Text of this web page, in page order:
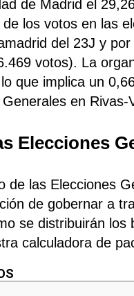
de Madrid el
los votos en las
del 23J y
votos). La
que implica un
en Rivas-
Elecciones
de las Elecciones
de gobernar a
se distribuirán los
calculadora de